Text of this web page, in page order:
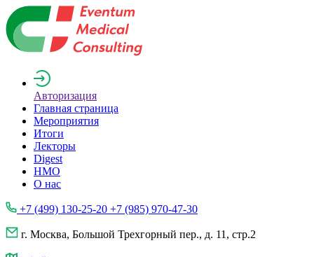
Авторизация
Главная страница
Мероприятия
Итоги
Лекторы
Digest
НМО
О нас
+7 (499) 130-25-20 +7 (985) 970-47-30
г. Москва, Большой Трехгорный пер., д. 11, стр.2